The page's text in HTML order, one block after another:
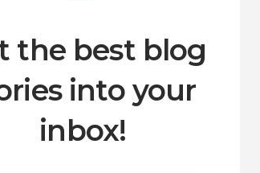
the best blog
into your
inbox!